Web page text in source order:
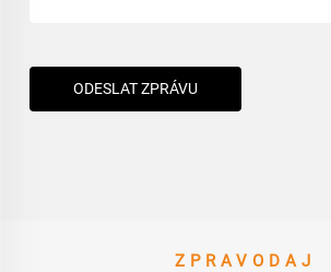
ODESLAT ZPRÁVU
ZPRAVODAJ